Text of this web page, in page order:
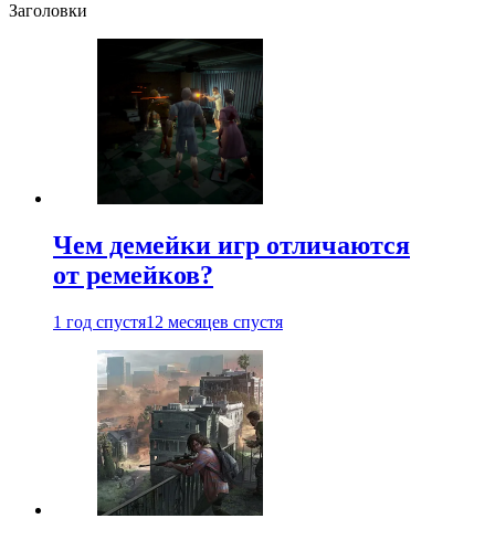
Заголовки
Чем демейки игр отличаются
от ремейков?
1 год спустя12 месяцев спустя